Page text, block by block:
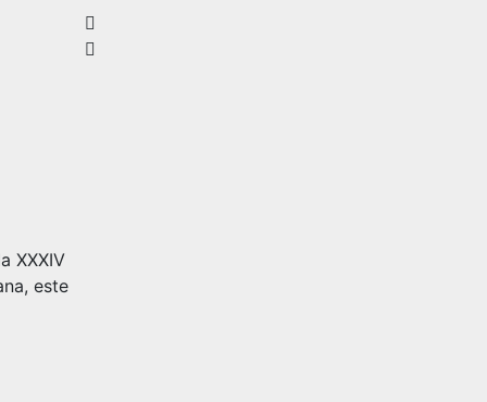
XXXIV
este